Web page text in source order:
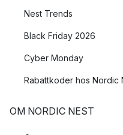
Nest Trends
Black Friday 2026
Cyber Monday
Rabattkoder hos Nordic
OM NORDIC NEST